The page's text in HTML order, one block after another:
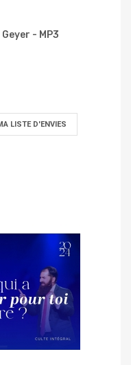
- MP3
LISTE D'ENVIES